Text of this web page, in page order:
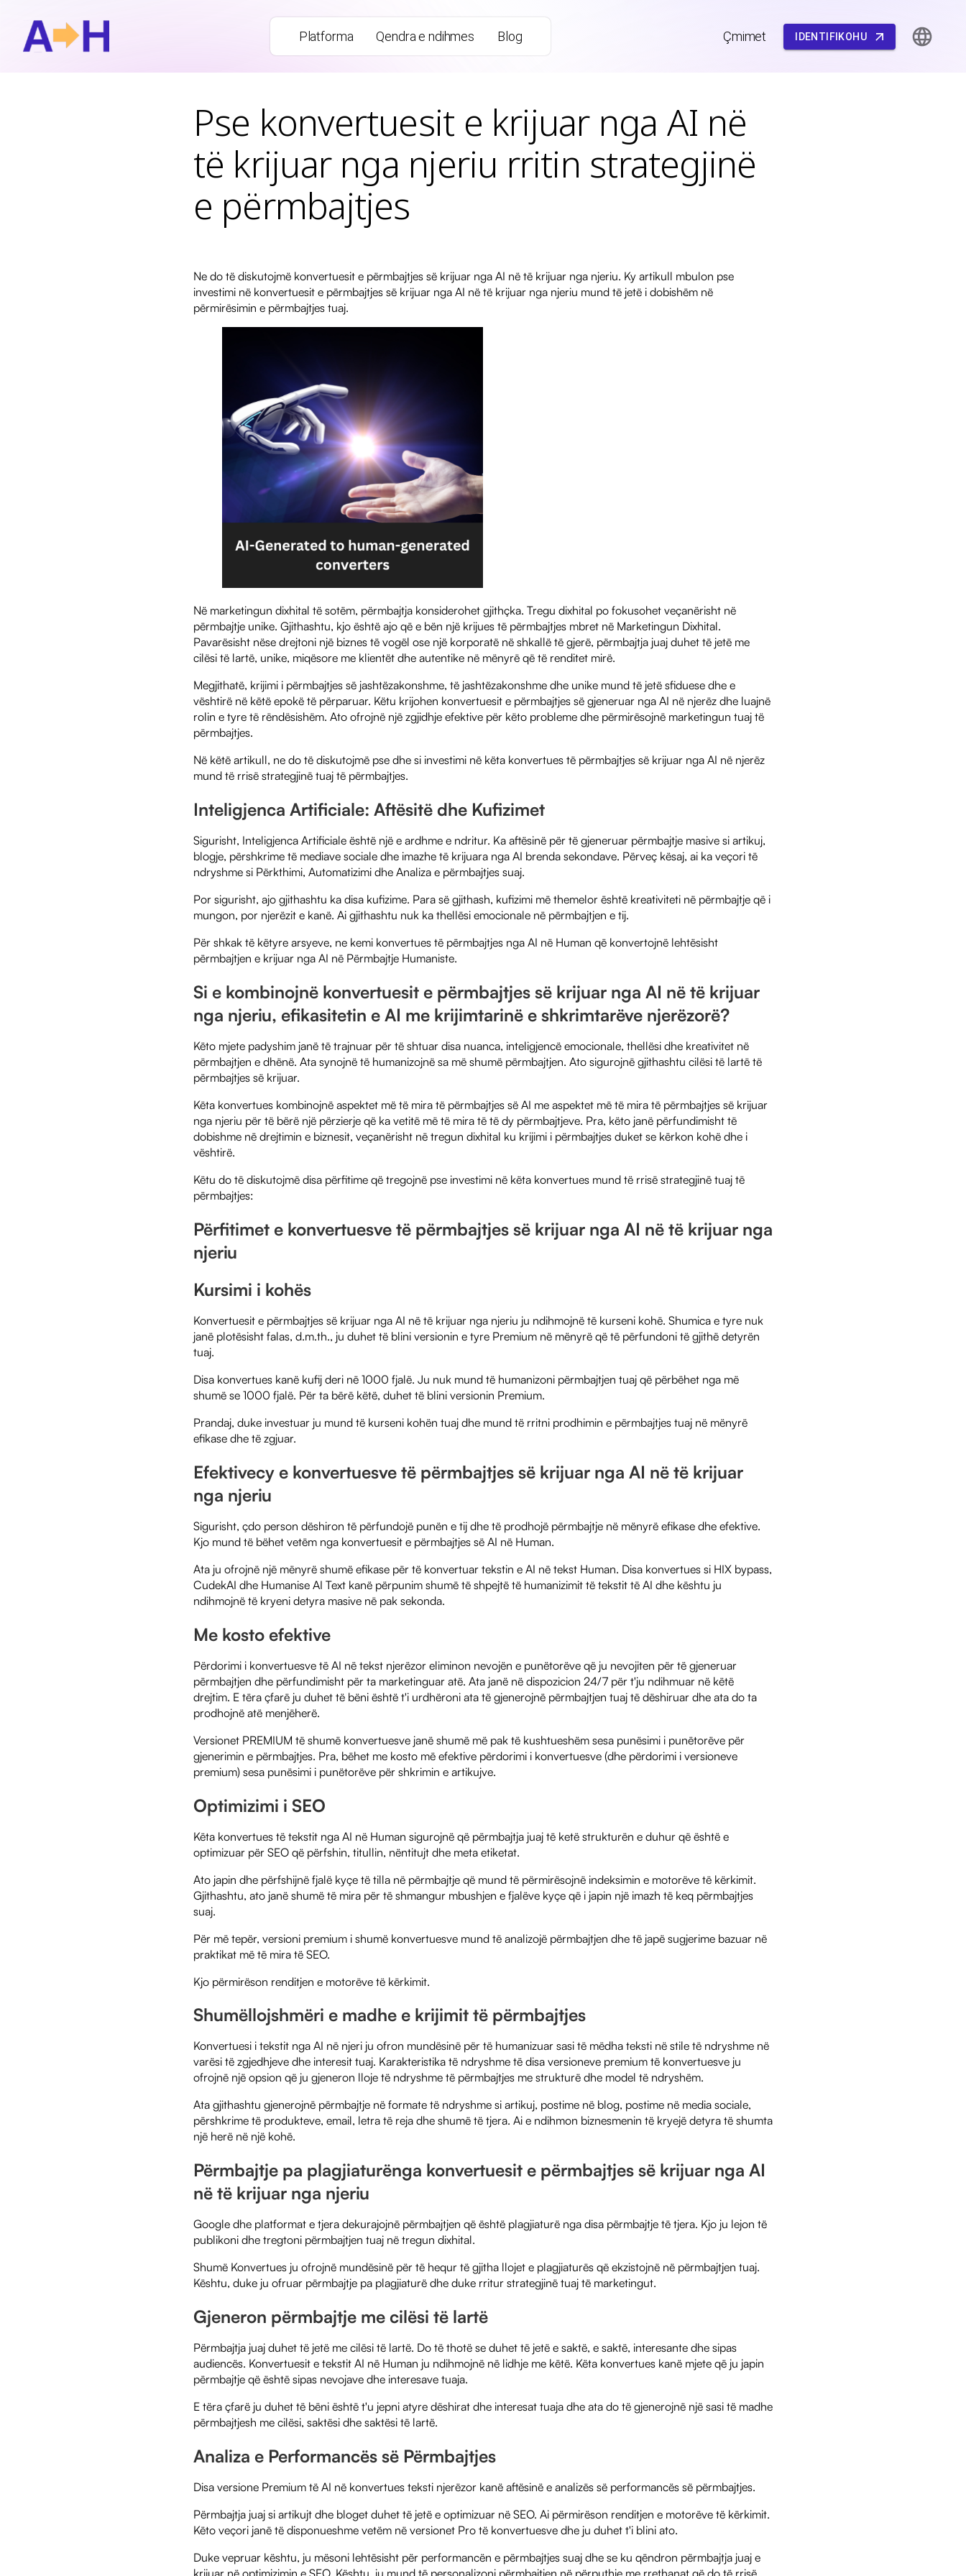
Platforma Qendra e ndihmes Blog Çmimet IDENTIFIKOHU
Pse konvertuesit e krijuar nga AI në
të krijuar nga njeriu rritin strategjinë
e përmbajtjes
Ne do të diskutojmë konvertuesit e përmbajtjes së krijuar nga AI në të krijuar nga njeriu. Ky artikull mbulon pse
investimi në konvertuesit e përmbajtjes së krijuar nga AI në të krijuar nga njeriu mund të jetë i dobishëm në
përmirësimin e përmbajtjes tuaj.
Në marketingun dixhital të sotëm, përmbajtja konsiderohet gjithçka. Tregu dixhital po fokusohet veçanërisht në
përmbajtje unike. Gjithashtu, kjo është ajo që e bën një krijues të përmbajtjes mbret në Marketingun Dixhital.
Pavarësisht nëse drejtoni një biznes të vogël ose një korporatë në shkallë të gjerë, përmbajtja juaj duhet të jetë me
cilësi të lartë, unike, miqësore me klientët dhe autentike në mënyrë që të renditet mirë.
Megjithatë, krijimi i përmbajtjes së jashtëzakonshme, të jashtëzakonshme dhe unike mund të jetë sfiduese dhe e
vështirë në këtë epokë të përparuar. Këtu krijohen konvertuesit e përmbajtjes së gjeneruar nga AI në njerëz dhe luajnë
rolin e tyre të rëndësishëm. Ato ofrojnë një zgjidhje efektive për këto probleme dhe përmirësojnë marketingun tuaj të
përmbajtjes.
Në këtë artikull, ne do të diskutojmë pse dhe si investimi në këta konvertues të përmbajtjes së krijuar nga AI në njerëz
mund të rrisë strategjinë tuaj të përmbajtjes.
Inteligjenca Artificiale: Aftësitë dhe Kufizimet
Sigurisht, Inteligjenca Artificiale është një e ardhme e ndritur. Ka aftësinë për të gjeneruar përmbajtje masive si artikuj,
blogje, përshkrime të mediave sociale dhe imazhe të krijuara nga AI brenda sekondave. Përveç kësaj, ai ka veçori të
ndryshme si Përkthimi, Automatizimi dhe Analiza e përmbajtjes suaj.
Por sigurisht, ajo gjithashtu ka disa kufizime. Para së gjithash, kufizimi më themelor është kreativiteti në përmbajtje që i
mungon, por njerëzit e kanë. Ai gjithashtu nuk ka thellësi emocionale në përmbajtjen e tij.
Për shkak të këtyre arsyeve, ne kemi konvertues të përmbajtjes nga AI në Human që konvertojnë lehtësisht
përmbajtjen e krijuar nga AI në Përmbajtje Humaniste.
Si e kombinojnë konvertuesit e përmbajtjes së krijuar nga AI në të krijuar
nga njeriu, efikasitetin e AI me krijimtarinë e shkrimtarëve njerëzorë?
Këto mjete padyshim janë të trajnuar për të shtuar disa nuanca, inteligjencë emocionale, thellësi dhe kreativitet në
përmbajtjen e dhënë. Ata synojnë të humanizojnë sa më shumë përmbajtjen. Ato sigurojnë gjithashtu cilësi të lartë të
përmbajtjes së krijuar.
Këta konvertues kombinojnë aspektet më të mira të përmbajtjes së AI me aspektet më të mira të përmbajtjes së krijuar
nga njeriu për të bërë një përzierje që ka vetitë më të mira të të dy përmbajtjeve. Pra, këto janë përfundimisht të
dobishme në drejtimin e biznesit, veçanërisht në tregun dixhital ku krijimi i përmbajtjes duket se kërkon kohë dhe i
vështirë.
Këtu do të diskutojmë disa përfitime që tregojnë pse investimi në këta konvertues mund të rrisë strategjinë tuaj të
përmbajtjes:
Përfitimet e konvertuesve të përmbajtjes së krijuar nga AI në të krijuar nga
njeriu
Kursimi i kohës
Konvertuesit e përmbajtjes së krijuar nga AI në të krijuar nga njeriu ju ndihmojnë të kurseni kohë. Shumica e tyre nuk
janë plotësisht falas, d.m.th., ju duhet të blini versionin e tyre Premium në mënyrë që të përfundoni të gjithë detyrën
tuaj.
Disa konvertues kanë kufij deri në 1000 fjalë. Ju nuk mund të humanizoni përmbajtjen tuaj që përbëhet nga më
shumë se 1000 fjalë. Për ta bërë këtë, duhet të blini versionin Premium.
Prandaj, duke investuar ju mund të kurseni kohën tuaj dhe mund të rritni prodhimin e përmbajtjes tuaj në mënyrë
efikase dhe të zgjuar.
Efektivecy e konvertuesve të përmbajtjes së krijuar nga AI në të krijuar
nga njeriu
Sigurisht, çdo person dëshiron të përfundojë punën e tij dhe të prodhojë përmbajtje në mënyrë efikase dhe efektive.
Kjo mund të bëhet vetëm nga konvertuesit e përmbajtjes së AI në Human.
Ata ju ofrojnë një mënyrë shumë efikase për të konvertuar tekstin e AI në tekst Human. Disa konvertues si HIX bypass,
CudekAI dhe Humanise AI Text kanë përpunim shumë të shpejtë të humanizimit të tekstit të AI dhe kështu ju
ndihmojnë të kryeni detyra masive në pak sekonda.
Me kosto efektive
Përdorimi i konvertuesve të AI në tekst njerëzor eliminon nevojën e punëtorëve që ju nevojiten për të gjeneruar
përmbajtjen dhe përfundimisht për ta marketinguar atë. Ata janë në dispozicion 24/7 për t'ju ndihmuar në këtë
drejtim. E tëra çfarë ju duhet të bëni është t'i urdhëroni ata të gjenerojnë përmbajtjen tuaj të dëshiruar dhe ata do ta
prodhojnë atë menjëherë.
Versionet PREMIUM të shumë konvertuesve janë shumë më pak të kushtueshëm sesa punësimi i punëtorëve për
gjenerimin e përmbajtjes. Pra, bëhet me kosto më efektive përdorimi i konvertuesve (dhe përdorimi i versioneve
premium) sesa punësimi i punëtorëve për shkrimin e artikujve.
Optimizimi i SEO
Këta konvertues të tekstit nga AI në Human sigurojnë që përmbajtja juaj të ketë strukturën e duhur që është e
optimizuar për SEO që përfshin, titullin, nëntitujt dhe meta etiketat.
Ato japin dhe përfshijnë fjalë kyçe të tilla në përmbajtje që mund të përmirësojnë indeksimin e motorëve të kërkimit.
Gjithashtu, ato janë shumë të mira për të shmangur mbushjen e fjalëve kyçe që i japin një imazh të keq përmbajtjes
suaj.
Për më tepër, versioni premium i shumë konvertuesve mund të analizojë përmbajtjen dhe të japë sugjerime bazuar në
praktikat më të mira të SEO.
Kjo përmirëson renditjen e motorëve të kërkimit.
Shumëllojshmëri e madhe e krijimit të përmbajtjes
Konvertuesi i tekstit nga AI në njeri ju ofron mundësinë për të humanizuar sasi të mëdha teksti në stile të ndryshme në
varësi të zgjedhjeve dhe interesit tuaj. Karakteristika të ndryshme të disa versioneve premium të konvertuesve ju
ofrojnë një opsion që ju gjeneron lloje të ndryshme të përmbajtjes me strukturë dhe model të ndryshëm.
Ata gjithashtu gjenerojnë përmbajtje në formate të ndryshme si artikuj, postime në blog, postime në media sociale,
përshkrime të produkteve, email, letra të reja dhe shumë të tjera. Ai e ndihmon biznesmenin të kryejë detyra të shumta
një herë në një kohë.
Përmbajtje pa plagjiaturënga konvertuesit e përmbajtjes së krijuar nga AI
në të krijuar nga njeriu
Google dhe platformat e tjera dekurajojnë përmbajtjen që është plagjiaturë nga disa përmbajtje të tjera. Kjo ju lejon të
publikoni dhe tregtoni përmbajtjen tuaj në tregun dixhital.
Shumë Konvertues ju ofrojnë mundësinë për të hequr të gjitha llojet e plagjiaturës që ekzistojnë në përmbajtjen tuaj.
Kështu, duke ju ofruar përmbajtje pa plagjiaturë dhe duke rritur strategjinë tuaj të marketingut.
Gjeneron përmbajtje me cilësi të lartë
Përmbajtja juaj duhet të jetë me cilësi të lartë. Do të thotë se duhet të jetë e saktë, e saktë, interesante dhe sipas
audiencës. Konvertuesit e tekstit AI në Human ju ndihmojnë në lidhje me këtë. Këta konvertues kanë mjete që ju japin
përmbajtje që është sipas nevojave dhe interesave tuaja.
E tëra çfarë ju duhet të bëni është t'u jepni atyre dëshirat dhe interesat tuaja dhe ata do të gjenerojnë një sasi të madhe
përmbajtjesh me cilësi, saktësi dhe saktësi të lartë.
Analiza e Performancës së Përmbajtjes
Disa versione Premium të AI në konvertues teksti njerëzor kanë aftësinë e analizës së performancës së përmbajtjes.
Përmbajtja juaj si artikujt dhe bloget duhet të jetë e optimizuar në SEO. Ai përmirëson renditjen e motorëve të kërkimit.
Këto veçori janë të disponueshme vetëm në versionet Pro të konvertuesve dhe ju duhet t'i blini ato.
Duke vepruar kështu, ju mësoni lehtësisht për performancën e përmbajtjes suaj dhe se ku qëndron përmbajtja juaj e